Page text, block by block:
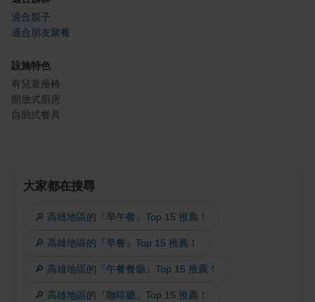
適合親子
適合朋友聚餐
設施特色
有兒童座椅
開放式廚房
自助式餐具
大家都在搜尋
🔎 高雄地區的『早午餐』Top 15 推薦！
🔎 高雄地區的『早餐』Top 15 推薦！
🔎 高雄地區的『午餐餐廳』Top 15 推薦！
🔎 高雄地區的『咖啡廳』Top 15 推薦！